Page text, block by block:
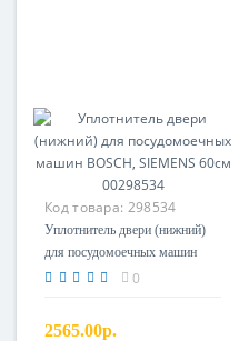
Код товара: 298534
Уплотнитель двери (нижний)
для посудомоечных машин
BOSCH, SIEMENS 60см
0
2565.00р.